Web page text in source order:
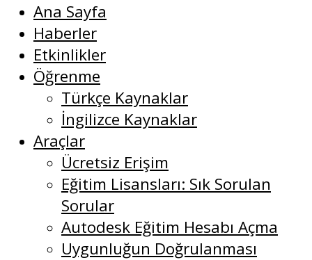
Ana Sayfa
Haberler
Etkinlikler
Öğrenme
Türkçe Kaynaklar
İngilizce Kaynaklar
Araçlar
Ücretsiz Erişim
Eğitim Lisansları: Sık Sorulan
Sorular
Autodesk Eğitim Hesabı Açma
Uygunluğun Doğrulanması